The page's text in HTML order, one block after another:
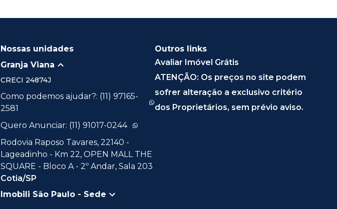
Nossas unidades
Granja Viana
CRECI 24874J
Como podemos ajudar?: (11) 97165-
2581
Quero Anunciar: (11) 91017-0244
Rodovia Raposo Tavares, 22140 -
Lageadinho - Km 22, OPEN MALL THE
SQUARE - Bloco A - 2º Andar, Sala 203
Cotia/SP
Imobili São Paulo - Sede
Outros links
Avaliar Imóvel Grátis
ATENÇÃO: Os preços no site podem
sofrer alteração a exclusivo critério
dos Proprietários, sem prévio aviso.